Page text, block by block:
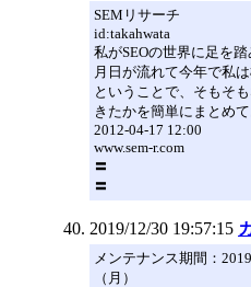
SEMリサーチ
id:takahwata
私がSEOの世界に足を
月日が流れて今年で私
ということで、そもそ
きたかを簡単にまとめて
2012-04-17 12:00
www.sem-r.com
〓
〓
2019/12/30 19:57:15
メンテナンス期間：
（月）